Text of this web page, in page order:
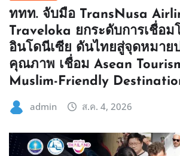
ททท. จับมือ TransNusa
Traveloka ยกระดับการเชื่อม
อินโดนีเซีย ดันไทยสู่จุดหมาย
คุณภาพ เชื่อม Asean
Muslim-Friendly
admin ส.ค. 4, 2026